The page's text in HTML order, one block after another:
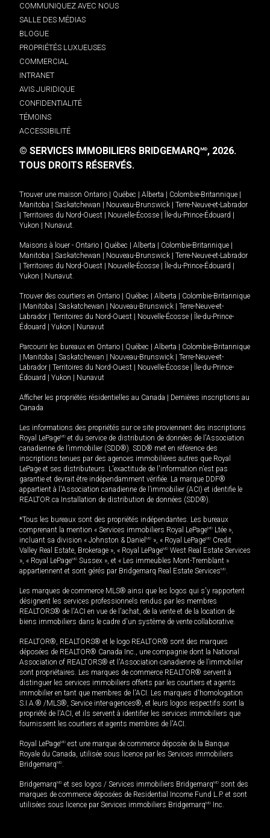
COMMUNIQUEZ AVEC NOUS
SALLE DES MÉDIAS
BLOGUE
PROPRIÉTÉS LUXUEUSES
COMMERCIAL
INTRANET
AVIS JURIDIQUE
CONFIDENTIALITÉ
TÉMOINS
ACCESSIBILITÉ
© SERVICES IMMOBILIERS BRIDGEMARQMD, 2026.
TOUS DROITS RÉSERVÉS.
Trouver une maison Ontario Québec Alberta Colombie-Britannique
Manitoba
Saskatchewan Nouveau-Brunswick
Terre-Neuve-et-Labrador
Territoires du Nord-Ouest Nouvelle-Écosse Île-du-Prince-Édouard
Yukon
Nunavut.
Maisons à louer - Ontario Québec Alberta Colombie-Britannique
Manitoba
Saskatchewan Nouveau-Brunswick
Terre-Neuve-et-Labrador
Territoires du Nord-Ouest Nouvelle-Écosse Île-du-Prince-Édouard
Yukon
Nunavut.
Trouver des courtiers en Ontario Québec Alberta
Colombie-Britannique
Manitoba Saskatchewan Nouveau-Brunswick
Terre-Neuve-et-
Labrador
Territoires du Nord-Ouest Nouvelle-Écosse
Île-du-Prince-
Édouard
Yukon Nunavut
Parcourir les bureaux en Ontario Québec Alberta
Colombie-Britannique
Manitoba Saskatchewan Nouveau-Brunswick
Terre-Neuve-et-
Labrador
Territoires du Nord-Ouest Nouvelle-Écosse
Île-du-Prince-
Édouard
Yukon Nunavut
Afficher les propriétés résidentielles au Canada
Dernières inscriptions au
Canada
Les informations des propriétés sur ce site proviennent des inscriptions
Royal LePageMD et du service de distribution de données de l'Association
canadienne de l’immobilier (SDD®). SDD® met en référence des
inscriptions tenues par des agences immobilières autres que Royal
LePage et ses distributeurs. L'exactitude de l'information n'est pas
garantie et devrait être indépendamment vérifiée. La marque DDF®
appartient à l'Association canadienne de l’immobilier (ACI) et identifie le
REALTOR.ca Installation de distribution de données (SDD®).
*Tous les bureaux sont des propriétés indépendantes. Les bureaux
comprenant la mention « Services immobiliers Royal LePageMD Ltée »,
incluant sa division « Johnston & Daniel MD », « Royal LePageMD Credit
Valley Real Estate, Brokerage », « Royal LePageMD West Real Estate Services
», « Royal LePageMD Sussex », et « Les immeubles Mont-Tremblant »
appartiennent et sont gérés par Bridgemarq Real Estate ServicesMD.
Les marques de commerce MLS® ainsi que les logos qui s'y rapportent
désignent les services professionnels rendus par les membres
REALTORS® de l'ACI en vue de l'achat, de la vente et de la location de
biens immobiliers dans le cadre d'un système de vente collaborative.
REALTOR®, REALTORS® et le logo REALTOR® sont des marques
déposées de REALTOR® Canada Inc., une compagnie dont la National
Association of REALTORS® et l'Association canadienne de l’immobilier
sont propriétaires. Les marques de commerce REALTOR® servent à
distinguer les services immobiliers offerts par les courtiers et agents
immobilier en tant que membres de l'ACI. Les marques d'homologation
S.I.A.® /MLS®, Service inter-agences®, et leurs logos respectifs sont la
propriété de l'ACI, et ils servent à identifier les services immobiliers que
fournissent les courtiers et agents membres de l'ACI.
Royal LePageMD est une marque de commerce déposée de la Banque
Royale du Canada, utilisée sous licence par les Services immobiliers
BridgemarqMD.
BridgemarqMD et ses logos / Services immobiliers BridgemarqMD sont des
marques de commerce déposées de Residential Income Fund L.P. et sont
utilisées sous licence par Services immobiliers BridgemarqMD Inc.